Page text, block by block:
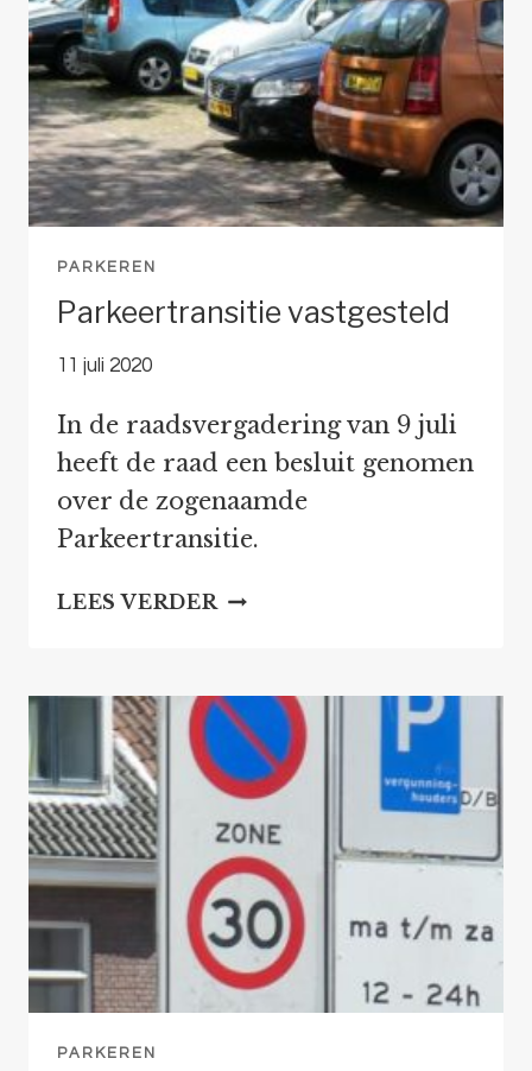
PARKEREN
Parkeertransitie vastgesteld
11 juli 2020
In de raadsvergadering van 9 juli
heeft de raad een besluit genomen
over de zogenaamde
Parkeertransitie.
LEES VERDER PARKEERTRANSITIE
PARKEREN